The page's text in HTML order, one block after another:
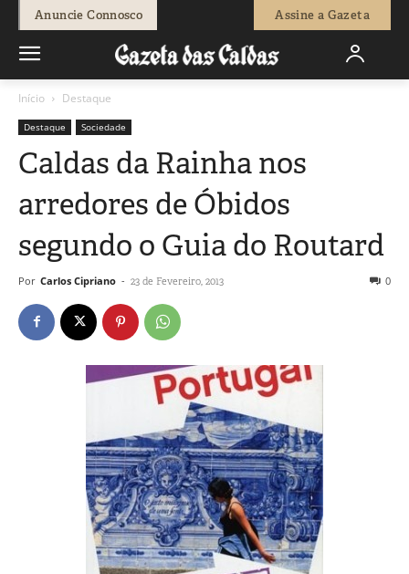
Anuncie Connosco Assine a Gazeta
Início Destaque
Destaque Sociedade
Caldas da Rainha nos
arredores de Óbidos
segundo o Guia do Routard
Por Carlos Cipriano - 23 de Fevereiro, 2013 0